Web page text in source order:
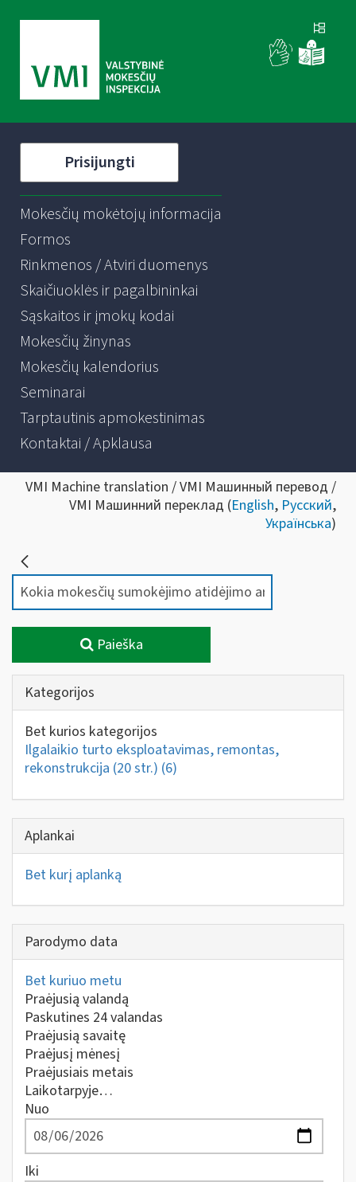
Prisijungti
Mokesčių mokėtojų informacija
Formos
Rinkmenos / Atviri duomenys
Skaičiuoklės ir pagalbininkai
Sąskaitos ir įmokų kodai
Mokesčių žinynas
Mokesčių kalendorius
Seminarai
Tarptautinis apmokestinimas
Kontaktai / Apklausa
VMI Machine translation / VMI Машинный перевод /
VMI Машинний переклад (English, Русский,
Українська)
Paieška
Kategorijos
Bet kurios kategorijos
Ilgalaikio turto eksploatavimas, remontas,
rekonstrukcija (20 str.) (6)
Aplankai
Bet kurį aplanką
Parodymo data
Bet kuriuo metu
Praėjusią valandą
Paskutines 24 valandas
Praėjusią savaitę
Praėjusį mėnesį
Praėjusiais metais
Laikotarpyje…
Nuo
Iki